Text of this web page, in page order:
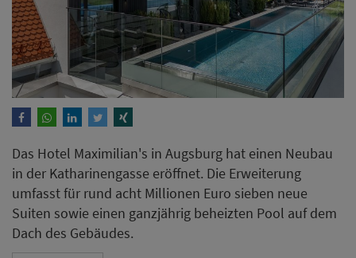
Das Hotel Maximilian's in Augsburg hat einen Neubau
in der Katharinengasse eröffnet. Die Erweiterung
umfasst für rund acht Millionen Euro sieben neue
Suiten sowie einen ganzjährig beheizten Pool auf dem
Dach des Gebäudes.